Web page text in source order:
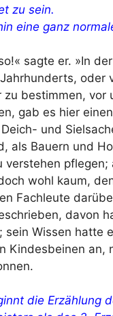
zu sein.
eine ganz
sagte er. »In
oder
zu bestimmen, vor
gab es hier
und
als Bauern und
verstehen pflegen;
wohl kaum,
Fachleute
davon
sein Wissen hatte
Kindesbeinen an,
die Erzählung